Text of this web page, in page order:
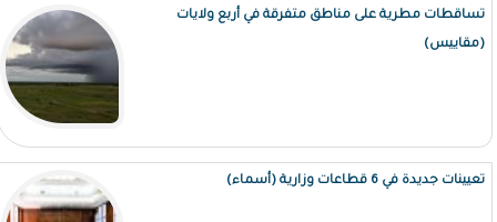
تساقطات مطرية على مناطق متفرقة في أربع ولايات
(مقاييس)
تعيينات جديدة في 6 قطاعات وزارية (أسماء)